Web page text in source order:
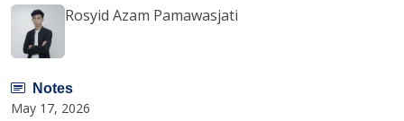
Rosyid Azam Pamawasjati
Notes
May 17, 2026